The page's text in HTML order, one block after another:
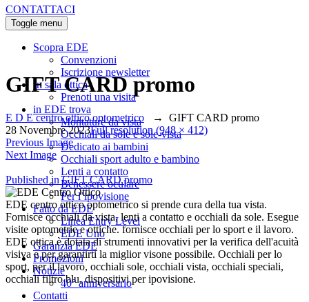
CONTATTACI
Toggle menu
Scopra EDE
Convenzioni
Iscrizione newsletter
In sala ottica
Prenoti una visita
in EDE trova
Montature da vista
Occhiali da sole e sole-vista
Dedicato ai bambini
Occhiali sport adulto e bambino
Lenti a contatto
Benessere oculare
Per l’ipovisione
Fatto da EDE
Linea Entry Level
EDE Uno
Garanzia EDE
Promozioni
Notizie
40° anniversario
Contatti
GIFT CARD promo
E D E centro ottico optometrico → GIFT CARD promo
28 Novembre 2023Full resolution (948 × 412)
Previous Image
Next Image
Navigazione
articoli
Published in GIFT CARD promo
EDE centro ottico optometrico si prende cura della tua vista.
Fornisce occhiali da vista, lenti a contatto e occhiali da sole. Esegue
visite optometrie e ottiche. fornisce occhiali per lo sport e il lavoro.
EDE ottica è dotata di strumenti innovativi per la verifica dell'acuità
visiva e per garantirti la miglior visone possibile. Occhiali per lo
sport, per il lavoro, occhiali sole, occhiali vista, occhiali speciali,
occhiali filtro blu, dispositivi per ipovisione.